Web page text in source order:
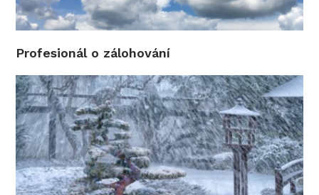
Profesionál o zálohování